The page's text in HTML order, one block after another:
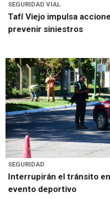
SEGURIDAD VIAL
Tafí Viejo impulsa
prevenir siniestros
SEGURIDAD
Interrupirán el tránsito
evento deportivo